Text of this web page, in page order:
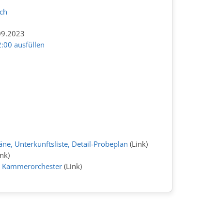
ausfüllen
Unterkunftsliste, Detail-Probeplan (Link)
Kammerorchester(Link)